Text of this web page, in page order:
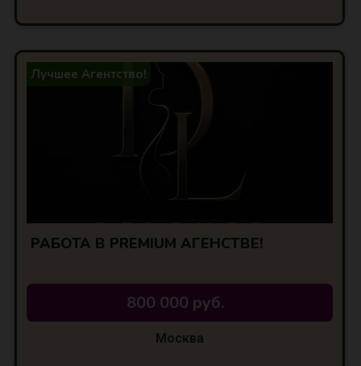
Лучшее Агентство!
РАБОТА В PREMIUM АГЕНСТВЕ!
800 000 руб.
Москва